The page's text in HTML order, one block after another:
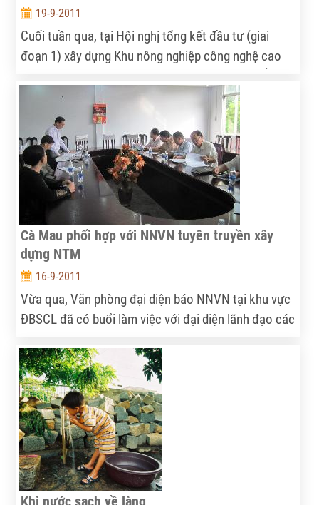
19-9-2011
Cuối tuần qua, tại Hội nghị tổng kết đầu tư (giai
đoạn 1) xây dựng Khu nông nghiệp công nghệ cao
định kết quả đạt được từ thực tế các mô hình sản
xuất nông nghiệp ứng dụng công nghệ tiên tiến và
bắt đầu chuyển giao hiệu quả cho các địa phương…
Cà Mau phối hợp với NNVN tuyên truyền xây
dựng NTM
16-9-2011
Vừa qua, Văn phòng đại diện báo NNVN tại khu vực
ĐBSCL đã có buổi làm việc với đại diện lãnh đạo các
NN - PTNT, Sở KH-ĐT, Sở Tài chính, Sở Xây dựng, Sở
VH - TT - DL. Theo kế hoạch, từ nay đến năm 2015,
Cà Mau sẽ chọn 62 xã để xây dựng NTM (trong đó
có 22 xã hoàn thành 19/19 tiêu chí NTM, 40 xã hoàn
thành 10/19 tiêu chí NTM trở lên).
Khi nước sạch về làng